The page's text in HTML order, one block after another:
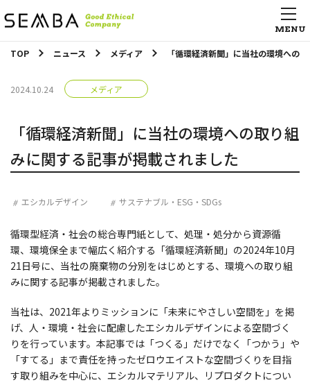
TOP ニュース メディア 「循環経済新聞」に当社の環境への
2024.10.24 メディア
「循環経済新聞」に当社の環境への取り組
みに関する記事が掲載されました
エシカルデザイン サステナブル・ESG・SDGs
循環型経済・社会の総合専門紙として、処理・処分から資源循
環、環境保全まで幅広く紹介する「循環経済新聞」の2024年10月
21日号に、当社の廃棄物の分別をはじめとする、環境への取り組
みに関する記事が掲載されました。
当社は、2021年よりミッションに「未来にやさしい空間を」を掲
げ、人・環境・社会に配慮したエシカルデザインによる空間づく
りを行っています。本記事では「つくる」だけでなく「つかう」や
「すてる」まで責任を持ったゼロウエイストな空間づくりを目指
す取り組みを中心に、エシカルマテリアル、リプロダクトについ